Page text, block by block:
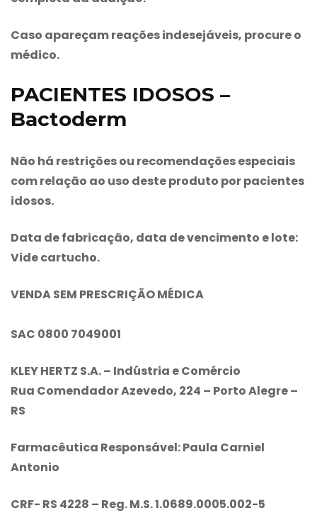
Caso apareçam reações indesejáveis, procure o
médico.
PACIENTES IDOSOS –
Bactoderm
Não há restrições ou recomendações especiais
com relação ao uso deste produto por pacientes
idosos.
Data de fabricação, data de vencimento e lote:
Vide cartucho.
VENDA SEM PRESCRIÇÃO MÉDICA
SAC 0800 7049001
KLEY HERTZ S.A. – Indústria e Comércio
Rua Comendador Azevedo, 224 – Porto Alegre –
RS
Farmacêutica Responsável: Paula Carniel
Antonio
CRF- RS 4228 – Reg. M.S. 1.0689.0005.002-5